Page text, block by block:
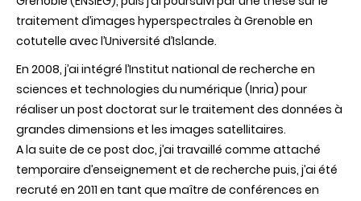
traitement d’images hyperspectrales à Grenoble en
cotutelle avec l’Université d’Islande.
En 2008, j’ai intégré l’Institut national de recherche en
sciences et technologies du numérique (Inria) pour
réaliser un post doctorat sur le traitement des données à
grandes dimensions et les images satellitaires.
A la suite de ce post doc, j’ai travaillé comme attaché
temporaire d’enseignement et de recherche puis, j’ai été
recruté en 2011 en tant que maître de conférences en